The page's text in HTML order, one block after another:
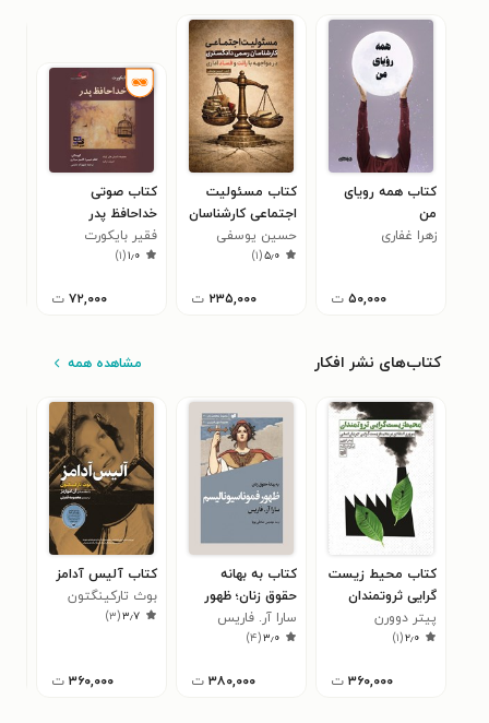
کتاب همه رویای
من
زهرا غفاری
۵۰,۰۰۰ ت
کتاب مسئولیت
اجتماعی کارشناسان
رسمی دادگستری در
مواجهه با رانت و
حسین یوسفی
۵٫۰(۱)
۲۳۵,۰۰۰ ت
کتاب صوتی
خداحافظ پدر
فقیر بایکورت
۱٫۰(۱)
۷۲,۰۰۰ ت
کتاب‌های نشر افکار مشاهده همه
کتاب محیط زیست
گرایی ثروتمندان
پیتر دوورن
۲٫۰(۱)
۳۶۰,۰۰۰ ت
کتاب به بهانه
حقوق زنان؛ ظهور
فموناسیونالیسم
سارا آر. فاریس
۳٫۰(۴)
۳۸۰,۰۰۰ ت
کتاب آلیس آدامز
بوث تارکینگتون
۳٫۷(۳)
۳۶۰,۰۰۰ ت